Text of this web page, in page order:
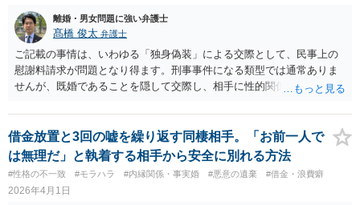
離婚・男女問題に強い弁護士
髙橋 俊太 弁護士
ご記載の事情は、いわゆる「独身偽装」による交際として、民事上の
慰謝料請求が問題となり得ます。刑事事件になる類型では通常ありま
せんが、既婚であることを隠して交際し、相手に性的関係や交際継続
に請求が認められるかは、相手が既婚であることを隠していたこと、
貴方がそれを知らずに交際していたこと、その結果として精神的苦痛
を受けたことを、証拠でどこまで示せるかによります。LINEで「離婚
した」「バツがついた」と説明していた履歴や、交際継続のやり取
り、実際には（元）妻と定期的に会っていたことを示すスクリーンシ
ョットは、重要な資料になり得ます。なお、相手が婚姻中か否かは、
借金放置と3回の嘘を繰り返す同棲相手。「お前一人で
は無理だ」と執着する相手から安全に別れる方法
#性格の不一致 #モラハラ #内縁関係・事実婚 #悪意の遺棄 #借金・浪費癖
2026年4月1日